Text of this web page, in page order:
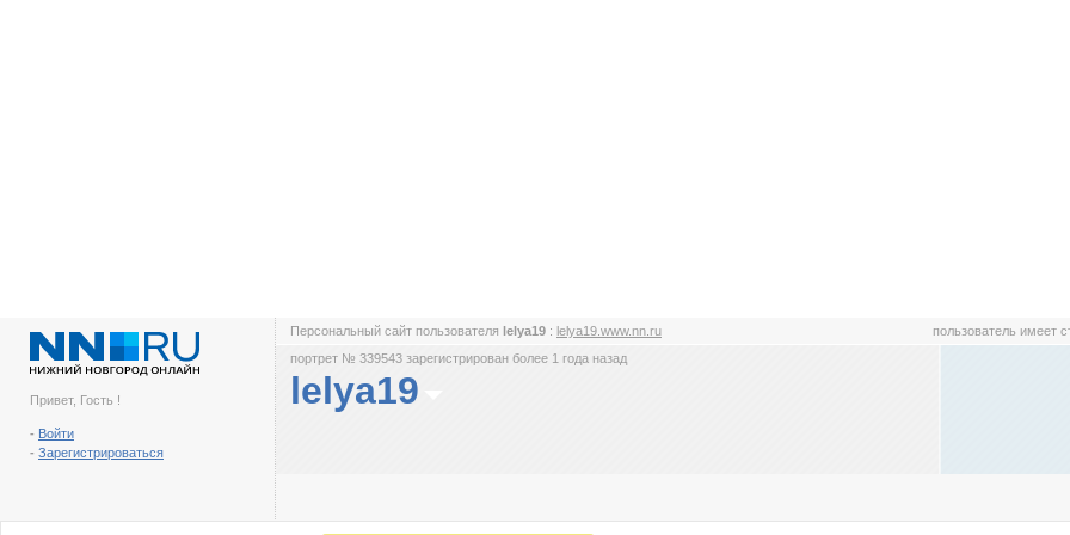
Привет, Гость !
- Войти
- Зарегистрироваться
Персональный сайт пользователя lelya19 : lelya19.www.nn.ru пользователь имеет
портрет № 339543 зарегистрирован более 1 года назад
lelya19